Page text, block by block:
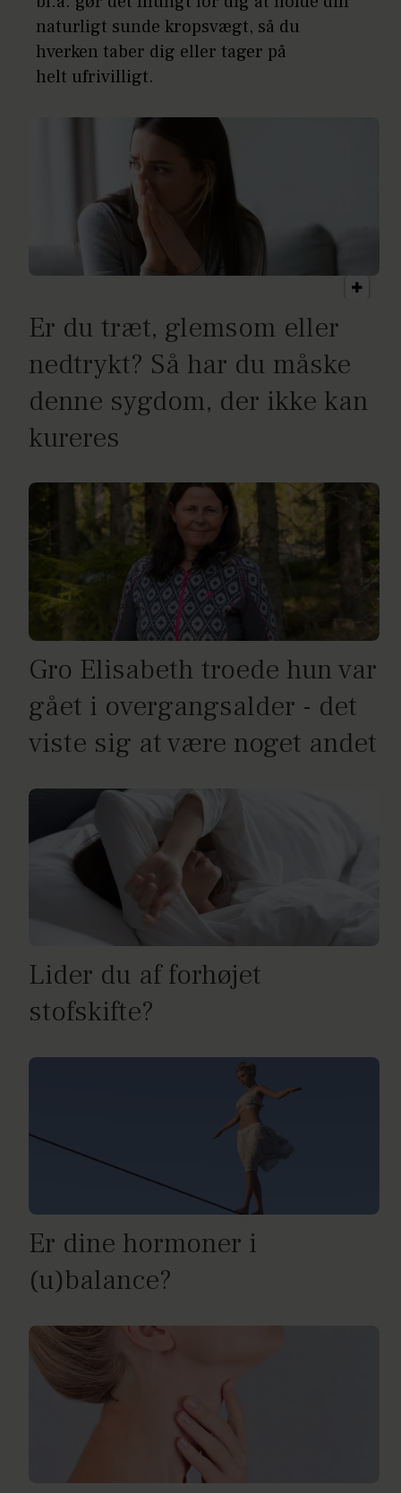
naturligt sunde kropsvægt, så du
hverken taber dig eller tager på
helt ufrivilligt.
Er du træt, glemsom eller
nedtrykt? Så har du måske
denne sygdom, der ikke kan
kureres
Gro Elisabeth troede hun var
gået i overgangsalder - det
viste sig at være noget andet
Lider du af forhøjet
stofskifte?
Er dine hormoner i
(u)balance?